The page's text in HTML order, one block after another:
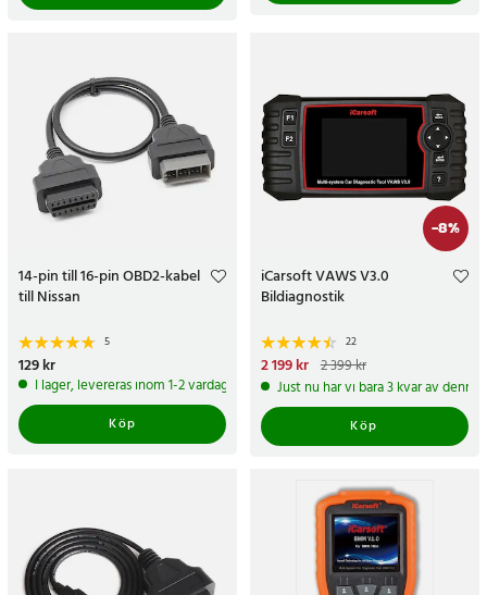
14-pin till 16-pin OBD2-kabel
till Nissan
5
Pris:129 kr
129 kr
I lager, levereras inom 1-2 vardagar
Köp
-8%
iCarsoft VAWS V3.0
Bildiagnostik
22
Nuvarande pris:
2 199 krTidigare pris:2 399 kr
2 199 kr 2 399 kr
Just nu har vi bara 3 kvar av denna
Köp